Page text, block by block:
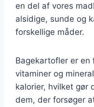
en del af vores
alsidige, sunde og
forskellige måder.
Bagekartofler er
vitaminer og
kalorier, hvilket gør
dem, der forsøger